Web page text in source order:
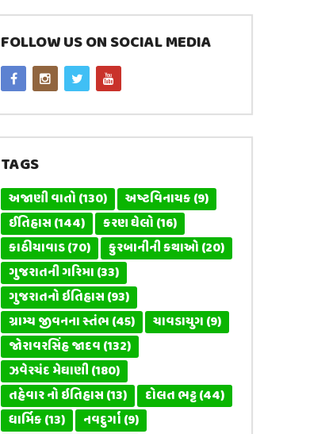
FOLLOW US ON SOCIAL MEDIA
TAGS
અજાણી વાતો(130) અષ્ટવિનાયક(9)
ઈતિહાસ(144) કરણ ઘેલો(16)
કાઠીયાવાડ(70) કુરબાનીની કથાઓ(20)
ગુજરાતની ગરિમા(33)
ગુજરાતનો ઇતિહાસ(93)
ગ્રામ્ય જીવનના સ્તંભ(45) ચાવડાયુગ(9)
જોરાવરસિંહ જાદવ(132)
ઝવેરચંદ મેઘાણી(180)
તહેવાર નો ઇતિહાસ(13) દોલત ભટ્ટ(44)
ધાર્મિક(13) નવદુર્ગા(9)